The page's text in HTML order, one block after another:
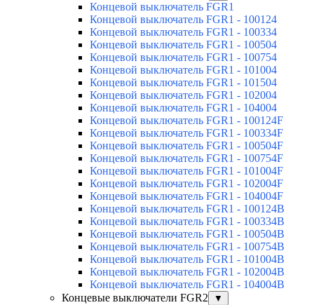
Концевой выключатель FGR1
Концевой выключатель FGR1 - 100124
Концевой выключатель FGR1 - 100334
Концевой выключатель FGR1 - 100504
Концевой выключатель FGR1 - 100754
Концевой выключатель FGR1 - 101004
Концевой выключатель FGR1 - 101504
Концевой выключатель FGR1 - 102004
Концевой выключатель FGR1 - 104004
Концевой выключатель FGR1 - 100124F
Концевой выключатель FGR1 - 100334F
Концевой выключатель FGR1 - 100504F
Концевой выключатель FGR1 - 100754F
Концевой выключатель FGR1 - 101004F
Концевой выключатель FGR1 - 102004F
Концевой выключатель FGR1 - 104004F
Концевой выключатель FGR1 - 100124B
Концевой выключатель FGR1 - 100334B
Концевой выключатель FGR1 - 100504B
Концевой выключатель FGR1 - 100754B
Концевой выключатель FGR1 - 101004B
Концевой выключатель FGR1 - 102004B
Концевой выключатель FGR1 - 104004B
Концевые выключатели FGR2
▼